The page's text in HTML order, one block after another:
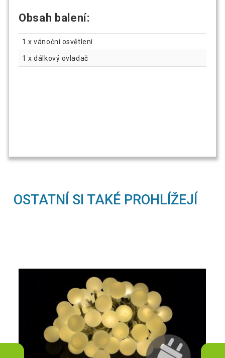
Obsah balení:
1 x vánoční osvětlení
1 x dálkový ovladač
OSTATNÍ SI TAKÉ PROHLÍŽEJÍ